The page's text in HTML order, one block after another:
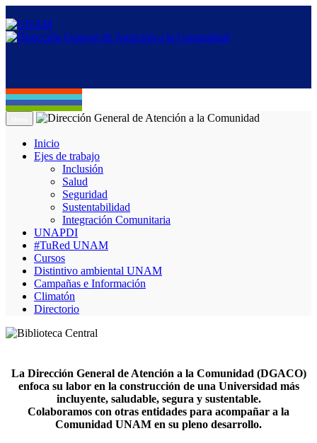
Inicio
Ejes de trabajo
Inclusión
Salud
Seguridad
Sustentabilidad
Integración Comunitaria
UNAPDI
#TuRed UNAM
Cursos
Distintivo ambiental UNAM
Campañas e Información
Climatón
Directorio
La Dirección General de Atención a la Comunidad (DGACO)
enfoca su labor en la construcción de una Universidad más
incluyente, saludable, segura y sustentable.
Colaboramos con otras entidades para acompañar a la
Comunidad UNAM en su pleno desarrollo.